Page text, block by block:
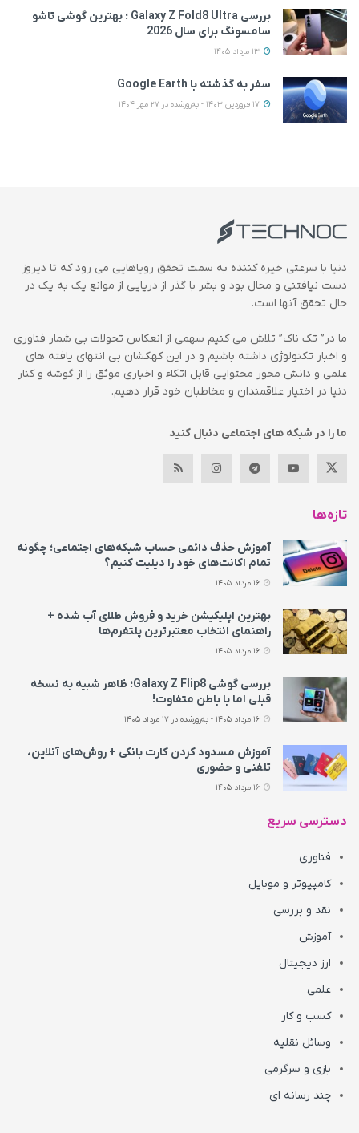
بررسی Galaxy Z Fold8 Ultra ؛ بهترین گوشی تاشو
سامسونگ برای سال 2026
سفر به گذشته با Google Earth
دنیا با سرعتی خیره کننده به سمت تحقق رویاهایی می رود که تا دیروز
دست نیافتنی و محال بود و بشر با گذر از دریایی از موانع یک به یک در
حال تحقق آنها است.
ما در” تک ناک” تلاش می کنیم سهمی از انعکاس تحولات بی شمار فناوری
و اخبار تکنولوژی داشته باشیم و در این کهکشان بی انتهای یافته های
علمی و دانش محور محتوایی قابل اتکاء و اخباری موثق را از گوشه و کنار
دنیا در اختیار علاقمندان و مخاطبان خود قرار دهیم.
ما را در شبکه های اجتماعی دنبال کنید
تازه‌ها
آموزش حذف دائمی حساب شبکه‌های اجتماعی؛ چگونه
تمام اکانت‌های خود را دیلیت کنیم؟
بهترین اپلیکیشن خرید و فروش طلای آب شده +
راهنمای انتخاب معتبرترین پلتفرم‌ها
بررسی گوشی Galaxy Z Flip8؛ ظاهر شبیه به نسخه
قبلی اما با باطن متفاوت!
آموزش مسدود کردن کارت بانکی + روش‌های آنلاین،
تلفنی و حضوری
دسترسی سریع
فناوری
کامپیوتر و موبایل
نقد و بررسی
آموزش
ارز دیجیتال
علمی
کسب و کار
وسائل نقلیه
بازی و سرگرمی
چند رسانه ای